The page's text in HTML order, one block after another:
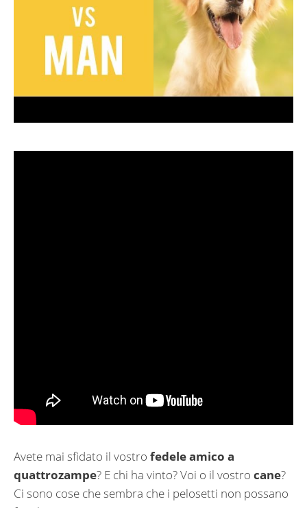
Avete mai sfidato il vostro fedele amico a
quattrozampe? E chi ha vinto? Voi o il vostro cane?
Ci sono cose che sembra che i pelosetti non possano